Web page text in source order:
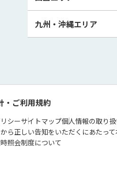
九州・沖縄エリア
・ご利用規約
シーサイトマップ個人情報の取り
ら正しい告知をいただくにあたって
照会制度について